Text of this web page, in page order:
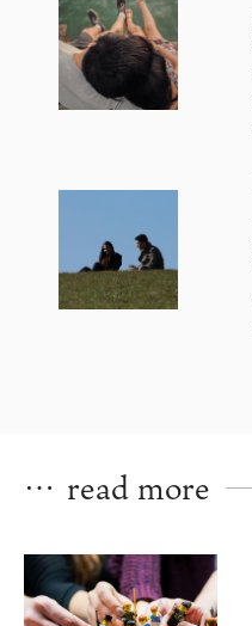
… read more